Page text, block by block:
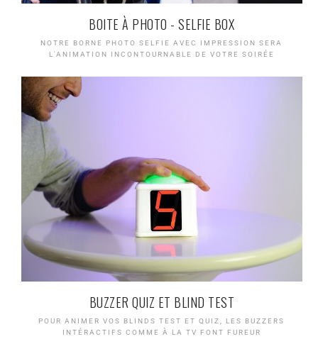
BOITE À PHOTO - SELFIE BOX
NOTRE BORNE PHOTO SELFIE AVEC IMPRESSION SERA
L'ANIMATION INCONTOURNABLE DE VOTRE SOIRÉE
BUZZER QUIZ ET BLIND TEST
POUR ANIMER VOS BLINDS TEST ET QUIZ, LES BUZZERS
INTÉRACTIFS COMME À LA TV FONT FUREUR